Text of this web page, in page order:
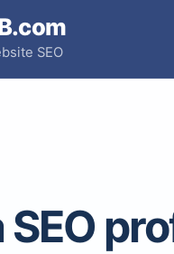
SEO
SEO